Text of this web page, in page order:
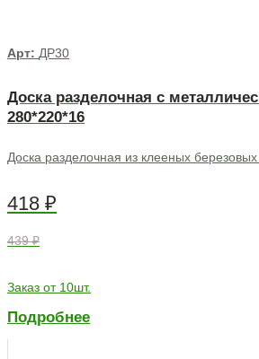
Арт: ДР30
Доска разделочная с
280*220*16
Доска разделочная из клееных
418 ₽
439 ₽
Заказ от 10шт.
Подробнее